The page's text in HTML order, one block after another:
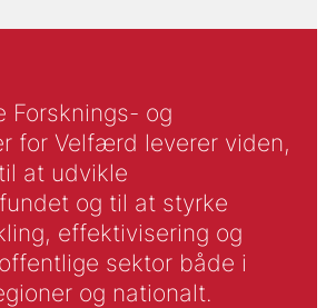
Forsknings- og
for Velfærd leverer viden,
at udvikle
og til at styrke
effektivisering og
sektor både i
og nationalt.